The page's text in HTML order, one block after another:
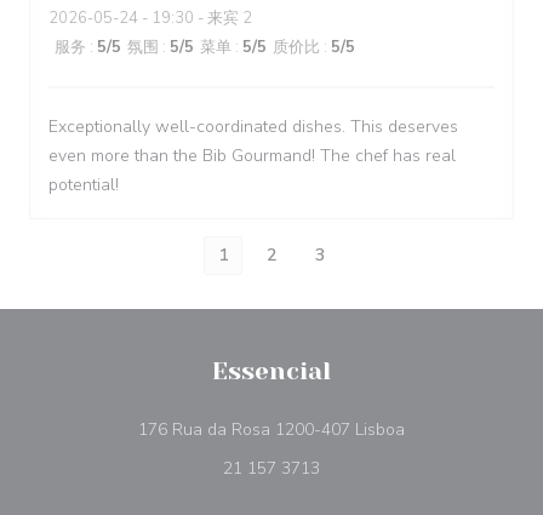
2026-05-24 - 19:30 - 来宾 2
服务 : 5/5 氛围 : 5/5 菜单 : 5/5 质价比 : 5/5
Exceptionally well-coordinated dishes. This deserves
even more than the Bib Gourmand! The chef has real
potential!
1 2 3
Essencial
176 Rua da Rosa 1200-407 Lisboa
21 157 3713